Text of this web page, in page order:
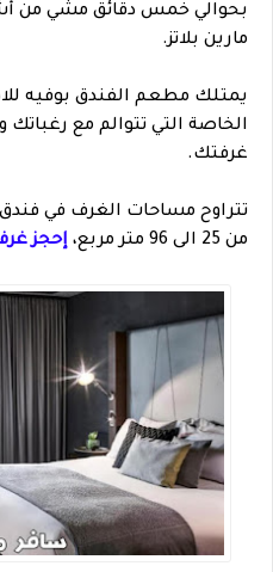
بحوالي خمس دقائق مشي من
مارين بلاتز.
يمتلك مطعم الفندق بوفيه
الخاصة التي تتوالم مع
غرفتك.
تتراوح مساحات الغرف في
من 25 الى 96 متر مربع،
إحجز